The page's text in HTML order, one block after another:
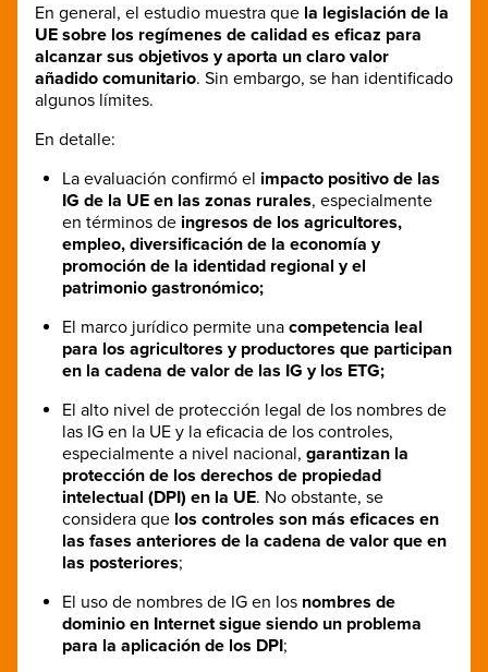
En general, el estudio muestra que la legislación de la
UE sobre los regímenes de calidad es eficaz para
alcanzar sus objetivos y aporta un claro valor
añadido comunitario. Sin embargo, se han identificado
algunos límites.
En detalle:
La evaluación confirmó el impacto positivo de las
IG de la UE en las zonas rurales, especialmente
en términos de ingresos de los agricultores,
empleo, diversificación de la economía y
promoción de la identidad regional y el
patrimonio gastronómico;
El marco jurídico permite una competencia leal
para los agricultores y productores que participan
en la cadena de valor de las IG y los ETG;
El alto nivel de protección legal de los nombres de
las IG en la UE y la eficacia de los controles,
especialmente a nivel nacional, garantizan la
protección de los derechos de propiedad
intelectual (DPI) en la UE. No obstante, se
considera que los controles son más eficaces en
las fases anteriores de la cadena de valor que en
las posteriores;
El uso de nombres de IG en los nombres de
dominio en Internet sigue siendo un problema
para la aplicación de los DPI;